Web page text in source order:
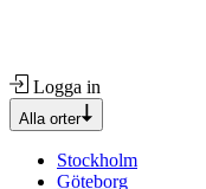
Logga in
Alla orter
Stockholm
Göteborg